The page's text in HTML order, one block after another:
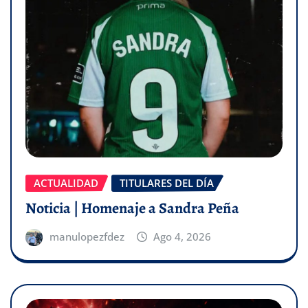
ACTUALIDAD TITULARES DEL DÍA
Noticia | Homenaje a Sandra Peña
manulopezfdez Ago 4, 2026